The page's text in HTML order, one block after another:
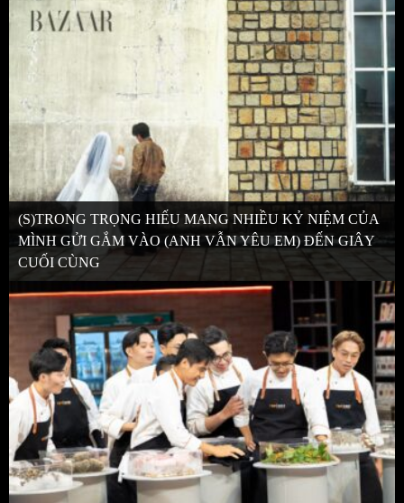
(S)TRONG TRỌNG HIẾU MANG NHIỀU KỶ NIỆM CỦA
MÌNH GỬI GẮM VÀO (ANH VẪN YÊU EM) ĐẾN GIÂY
CUỐI CÙNG